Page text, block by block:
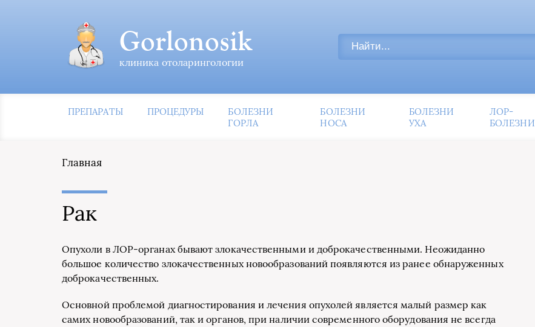
Gorlonosik
клиника отоларингологии
ПРЕПАРАТЫ ПРОЦЕДУРЫ
БОЛЕЗНИ
ГОРЛА
БОЛЕЗНИ
НОСА
БОЛЕЗНИ
УХА
ЛОР-
БОЛЕЗНИ
Главная
Рак
Опухоли в ЛОР-органах бывают злокачественными и доброкачественными. Неожиданно
большое количество злокачественных новообразований появляются из ранее обнаруженных
доброкачественных.
Основной проблемой диагностирования и лечения опухолей является малый размер как
самих новообразований, так и органов, при наличии современного оборудования не всегда